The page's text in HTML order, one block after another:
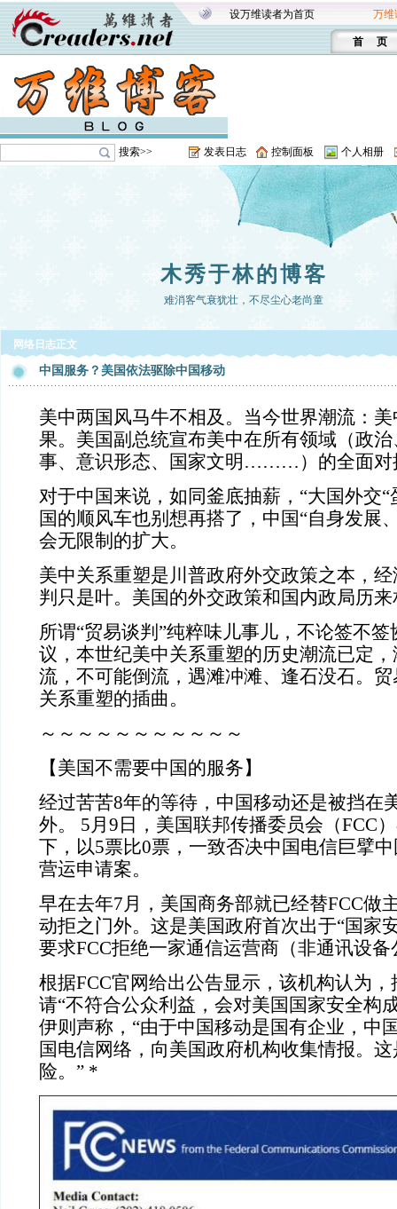
设万维读者为首页 万维
首 页
搜索>> 发表日志 控制面板 个人相册
木秀于林的博客
难消客气衰犹壮，不尽尘心老尚童
网络日志正文
中国服务？美国依法驱除中国移动
美中两国风马牛不相及。当今世界潮流：
果。美国副总统宣布美中在所有领域（政
事、意识形态、国家文明………）的全面对
对于中国来说，如同釜底抽薪，“大国外交
国的顺风车也别想再搭了，中国“自身发展
会无限制的扩大。
美中关系重塑是川普政府外交政策之本，
判只是叶。美国的外交政策和国内政局历
所谓“贸易谈判”纯粹味儿事儿，不论签不
议，本世纪美中关系重塑的历史潮流已定
流，不可能倒流，遇滩冲滩、逢石没石。
关系重塑的插曲。
～～～～～～～～～～～
【美国不需要中国的服务】
经过苦苦8年的等待，中国移动还是被挡在
外。 5月9日，美国联邦传播委员会（FCC
下，以5票比0票，一致否决中国电信巨擘
营运申请案。
早在去年7月，美国商务部就已经替FCC做
动拒之门外。这是美国政府首次出于“国家
要求FCC拒绝一家通信运营商（非通讯设
根据FCC官网给出公告显示，该机构认为
请“不符合公众利益，会对美国国家安全构
伊则声称，“由于中国移动是国有企业，中
国电信网络，向美国政府机构收集情报。
险。” *